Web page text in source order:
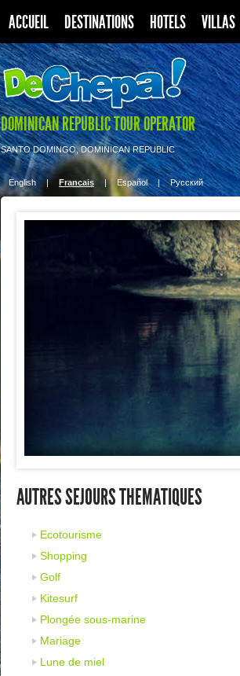
ACCUEIL DESTINATIONS HOTELS VILLAS
DOMINICAN REPUBLIC TOUR OPERATOR
SANTO DOMINGO, DOMINICAN REPUBLIC
English | Francais | Español | Pусский
AUTRES SEJOURS THEMATIQUES
Ecotourisme
Shopping
Golf
Kitesurf
Plongée sous-marine
Mariage
Lune de miel